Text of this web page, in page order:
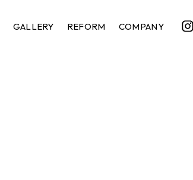
GALLERY REFORM COMPANY